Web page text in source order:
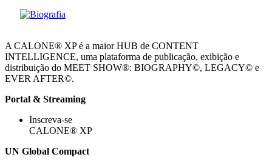
A CALONE® XP é a maior HUB de CONTENT
INTELLIGENCE, uma plataforma de publicação, exibição e
distribuição do MEET SHOW®: BIOGRAPHY©, LEGACY© e
EVER AFTER©.
Portal & Streaming
Inscreva-se
CALONE® XP
UN Global Compact